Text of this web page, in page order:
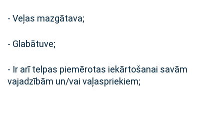
- Veļas mazgātava;
- Glabātuve;
- Ir arī telpas piemērotas iekārtošanai savām
vajadzībām un/vai vaļaspriekiem;